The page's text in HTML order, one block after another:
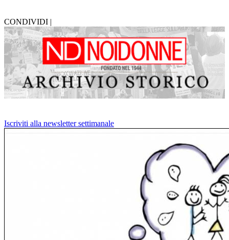
CONDIVIDI |
Iscriviti alla newsletter settimanale